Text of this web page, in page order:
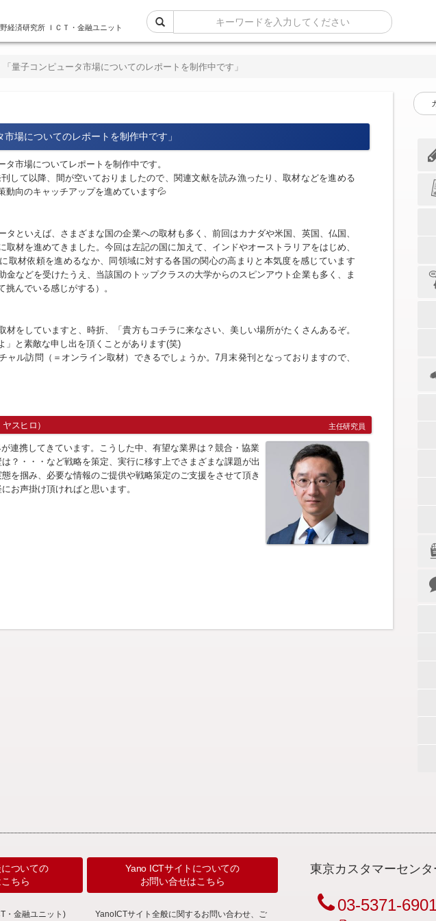
経済研究所 ＩＣＴ・金融ユニット
「量子コンピュータ市場についてのレポートを制作中です」
市場についてのレポートを制作中です」
タ市場についてレポートを制作中です。
して以降、間が空いておりましたので、関連文献を読み漁ったり、取材などを進める
動向のキャッチアップを進めています💦
タといえば、さまざまな国の企業への取材も多く、前回はカナダや米国、英国、仏国、
取材を進めてきました。今回は左記の国に加えて、インドやオーストラリアをはじめ、
取材依頼を進めるなか、同領域に対する各国の関心の高まりと本気度を感じています
金などを受けたうえ、当該国のトップクラスの大学からのスピンアウト企業も多く、ま
挑んでいる感じがする）。
材をしていますと、時折、「貴方もコチラに来なさい、美しい場所がたくさんあるぞ。
」と素敵な申し出を頂くことがあります(笑)
ャル訪問（＝オンライン取材）できるでしょうか。7月末発刊となっておりますので、
スヒロ） 主任研究員
連携してきています。こうした中、有望な業界は？競合・協業
？・・・など戦略を策定、実行に移す上でさまざまな課題が出
を掴み、必要な情報のご提供や戦略策定のご支援をさせて頂き
お声掛け頂ければと思います。
ついての
ちら
・金融ユニット)
Yano ICTサイトについての
お問い合せはこちら
YanoICTサイト全般に関するお問い合わせ、ご
東京カスタマーセンタ
03-5371-